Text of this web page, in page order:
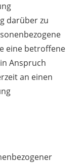
darüber zu
eine betroffene
Anspruch
an einen